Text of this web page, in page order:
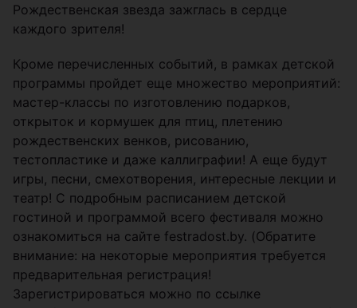
Рождественская звезда зажглась в сердце
каждого зрителя!
Кроме перечисленных событий, в рамках детской
программы пройдет еще множество мероприятий:
мастер-классы по изготовлению подарков,
открыток и кормушек для птиц, плетению
рождественских венков, рисованию,
тестопластике и даже каллиграфии! А еще будут
игры, песни, смехотворения, интересные лекции и
театр! С подробным расписанием детской
гостиной и программой всего фестиваля можно
ознакомиться на сайте festradost.by. (Обратите
внимание: на некоторые мероприятия требуется
предварительная регистрация!
Зарегистрироваться можно по ссылке